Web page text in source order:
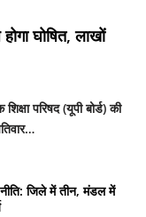
घोषित, लाखों
परिषद (यूपी बोर्ड) की
जिले में तीन, मंडल में